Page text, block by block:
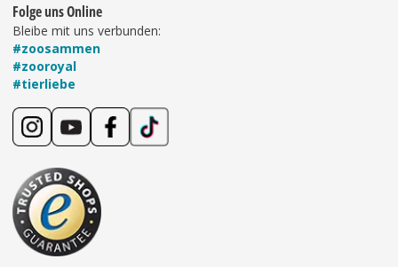
Folge uns Online
Bleibe mit uns verbunden:
#zoosammen
#zooroyal
#tierliebe